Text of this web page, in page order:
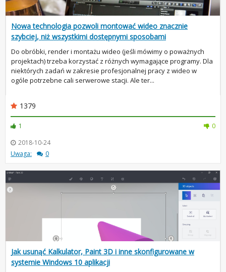
Nowa technologia pozwoli montować wideo znacznie
szybciej, niż wszystkimi dostępnymi sposobami
Do obróbki, render i montażu wideo (jeśli mówimy o poważnych
projektach) trzeba korzystać z różnych wymagające programy. Dla
niektórych zadań w zakresie profesjonalnej pracy z wideo w
ogóle potrzebne cali serwerowe stacji. Ale ter...
1379
1
0
2018-10-24
Uwaga:
0
Jak usunąć Kalkulator, Paint 3D i inne skonfigurowane w
systemie Windows 10 aplikacji